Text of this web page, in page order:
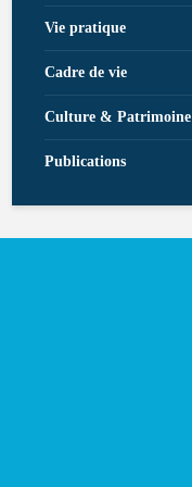
Vie pratique
Cadre de vie
Culture & Patrimoine
Publications